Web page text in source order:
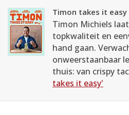
Timon takes it easy
Timon Michiels
topkwaliteit en
hand gaan.
onweerstaanbaar
thuis: van crispy
takes it easy'